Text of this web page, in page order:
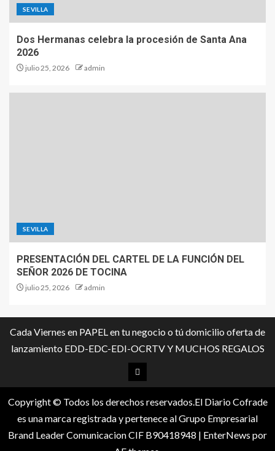
SEVILLA
Dos Hermanas celebra la procesión de Santa Ana
2026
julio 25, 2026 admin
SEVILLA
PRESENTACIÓN DEL CARTEL DE LA FUNCIÓN DEL
SEÑOR 2026 DE TOCINA
julio 25, 2026 admin
Cada Viernes en PAPEL en tu negocio o tú domicilio oferta de
lanzamiento EDD-EDC-EDI-OCRTV Y MUCHOS REGALOS
Copyright © Todos los derechos reservados.El Diario Cofrade
es una marca registrada y pertenece al Grupo Empresarial
Brand Leader Comunicacion CIF B90418948 | EnterNews por